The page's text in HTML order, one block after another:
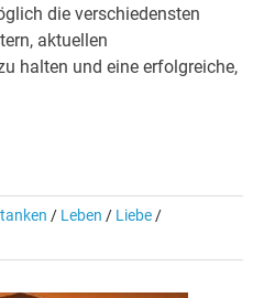
die verschiedensten
aktuellen
halten und eine erfolgreiche,
/ Leben / Liebe/